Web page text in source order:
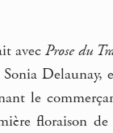
avecProse du
Delaunay,
le
floraison